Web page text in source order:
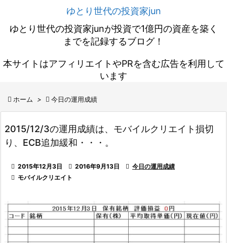
ゆとり世代の投資家jun
ゆとり世代の投資家junが投資で1億円の資産を築く
までを記録するブログ！
本サイトはアフィリエイトやPRを含む広告を利用して
います
 ホーム >  今日の運用成績
2015/12/3の運用成績は、モバイルクリエイト損切
り、ECB追加緩和・・・。
 2015年12月3日  2016年9月13日  今日の運用成績
 モバイルクリエイト